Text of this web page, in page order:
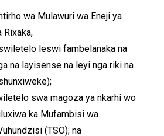
wa Mulawuri wa Eneji ya
Rixaka,
leswi fambelanaka na
na layisense na leyi nga riki na
swa magoza ya nkarhi wo
ka Mufambisi wa
(TSO); na